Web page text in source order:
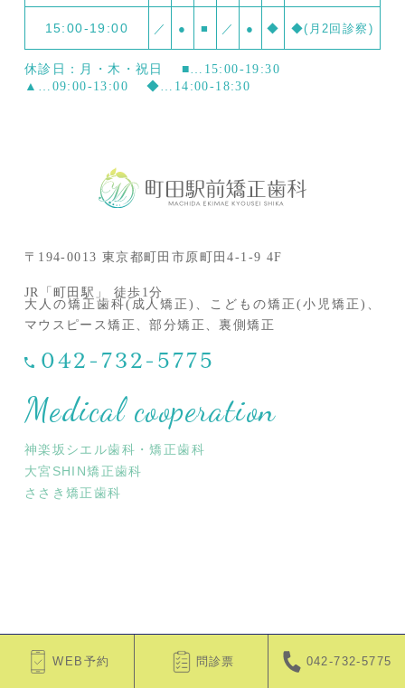
WEB予約 問診票 042-732-5775
15:00-19:00 ／ ● ■ ／ ● ◆ ◆(月2回診察)
休診日：月・木・祝日
■…15:00-19:30
▲…09:00-13:00
◆…14:00-18:30
〒194-0013 東京都町田市原町田4-1-9 4F
JR「町田駅」 徒歩1分
大人の矯正歯科(成人矯正)、こどもの矯正(小児矯正)、
マウスピース矯正、部分矯正、裏側矯正
042-732-5775
Medical cooperation
神楽坂シエル歯科・矯正歯科
大宮SHIN矯正歯科
ささき矯正歯科